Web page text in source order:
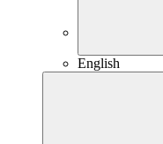
English